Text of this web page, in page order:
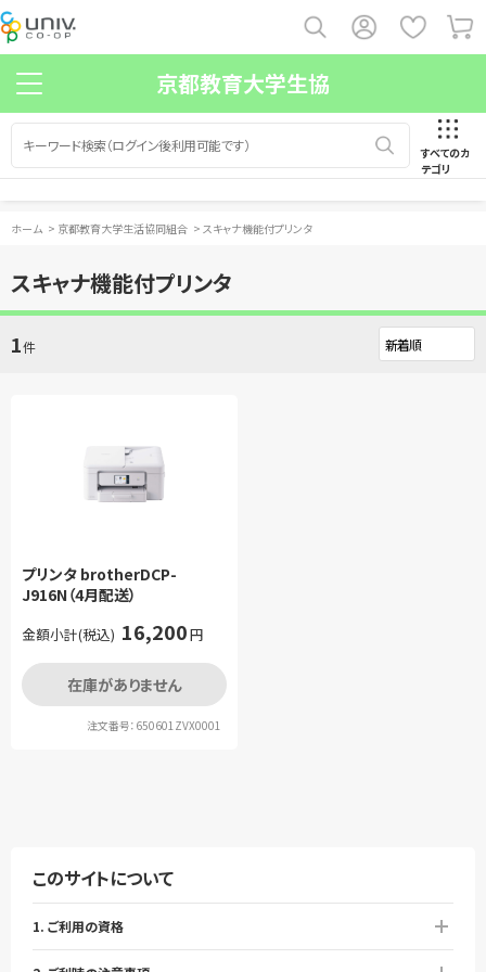
京都教育大学生協
すべてのカ
テゴリ
ホーム > 京都教育大学生活協同組合 > スキャナ機能付プリンタ
スキャナ機能付プリンタ
1件
プリンタ brotherDCP-
J916N（4月配送）
金額小計(税込) 16,200円
在庫がありません
注文番号：650601ZVX0001
このサイトについて
1. ご利用の資格